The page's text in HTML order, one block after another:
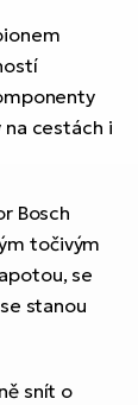
cestách i
Bosch
točivým
se
stanou
snít o